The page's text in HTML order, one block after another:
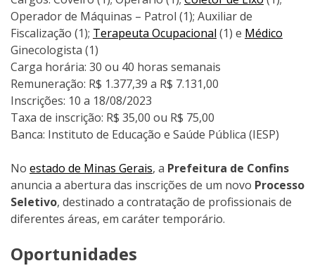
Operador de Máquinas – Patrol (1); Auxiliar de
Fiscalização (1); Terapeuta Ocupacional (1) e Médico
Ginecologista (1)
Carga horária: 30 ou 40 horas semanais
Remuneração: R$ 1.377,39 a R$ 7.131,00
Inscrições: 10 a 18/08/2023
Taxa de inscrição: R$ 35,00 ou R$ 75,00
Banca: Instituto de Educação e Saúde Pública (IESP)
No estado de Minas Gerais, a Prefeitura de Confins
anuncia a abertura das inscrições de um novo Processo
Seletivo, destinado a contratação de profissionais de
diferentes áreas, em caráter temporário.
Oportunidades